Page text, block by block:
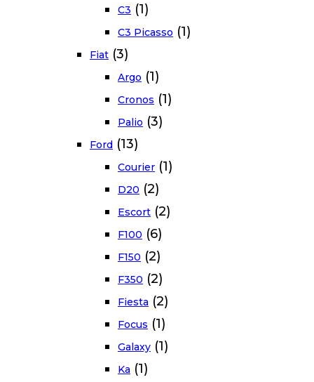
C3 (1)
C3 Picasso (1)
Fiat (3)
Argo (1)
Cronos (1)
Palio (3)
Ford (13)
Courier (1)
D20 (2)
Escort (2)
F100 (6)
F150 (2)
F350 (2)
Fiesta (2)
Focus (1)
Galaxy (1)
Ka (1)